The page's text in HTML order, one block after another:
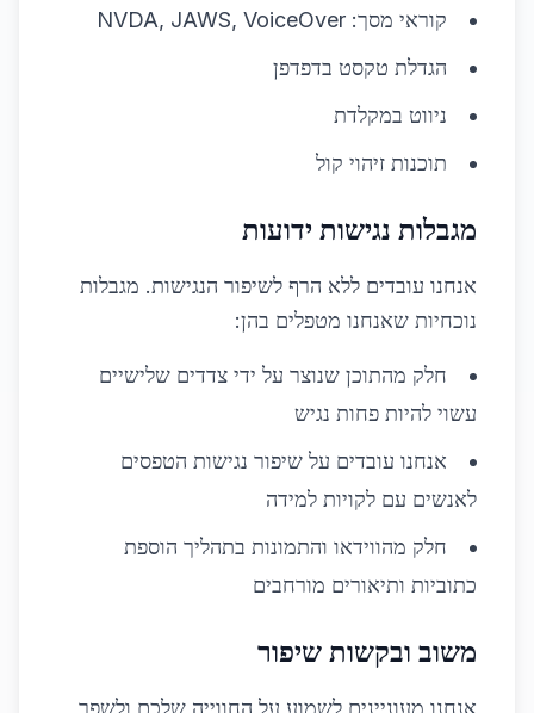
קוראי מסך: NVDA, JAWS, VoiceOver
הגדלת טקסט בדפדפן
ניווט במקלדת
תוכנות זיהוי קול
מגבלות נגישות ידועות
אנחנו עובדים ללא הרף לשיפור הנגישות. מגבלות
נוכחיות שאנחנו מטפלים בהן:
חלק מהתוכן שנוצר על ידי צדדים שלישיים
עשוי להיות פחות נגיש
אנחנו עובדים על שיפור נגישות הטפסים
לאנשים עם לקויות למידה
חלק מהווידאו והתמונות בתהליך הוספת
כתוביות ותיאורים מורחבים
משוב ובקשות שיפור
אנחנו מעוניינים לשמוע על החווייה שלכם ולשפר